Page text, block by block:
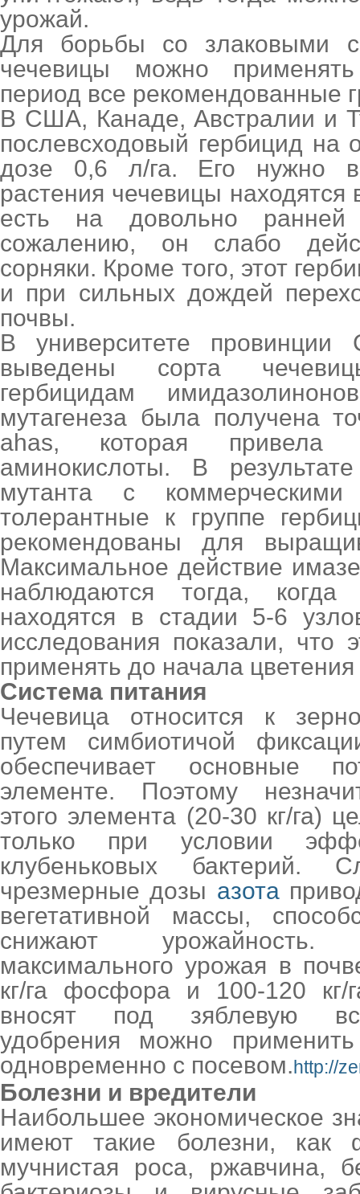
урожай.
Для борьбы со злаковыми
чечевицы можно
период все рекомендованные
В США, Канаде, Австралии и
послевсходовый гербицид на
дозе 0,6 л/га. Его нужно
растения чечевицы находятся
есть на довольно
сожалению, он слабо
сорняки. Кроме того, этот
и при сильных дождей
почвы.
В университете провинции
выведены сорта
гербицидам
мутагенеза была получена
ahas, которая
аминокислоты. В
мутанта с
толерантные к группе
рекомендованы для
Максимальное действие
наблюдаются тогда, когда
находятся в стадии 5-6
исследования показали, что
применять до начала цветения
Система питания
Чечевица относится к
путем симбиотичой
обеспечивает основные
элементе. Поэтому
этого элемента (20-30 кг/га)
только при условии
клубеньковых бактерий.
чрезмерные дозы азота
вегетативной массы,
снижают
максимального урожая в
кг/га фосфора и 100-120
вносят под зяблевую
удобрения можно
одновременно с посевом. http://
Болезни и вредители
Наибольшее экономическое
имеют такие болезни, как
мучнистая роса, ржавчина,